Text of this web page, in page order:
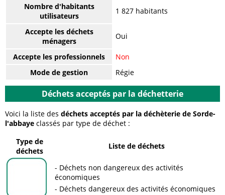
Nombre d'habitants
utilisateurs
1 827 habitants
Accepte les déchets
ménagers
Oui
Accepte les professionnels
Non
Mode de gestion
Régie
Déchets acceptés par la déchetterie
Voici la liste des déchets acceptés par la déchèterie de Sorde-
l'abbaye classés par type de déchet :
Type de
déchets
Liste de déchets
Déchets non dangereux des activités
économiques
Déchets dangereux des activités économiques